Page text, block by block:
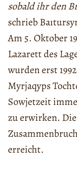
sobald ihr den
schrieb
Am 5. Oktober
Lazarett des
wurden erst
Myrjaqyps
Sowjetzeit
zu erwirken.
erreicht.